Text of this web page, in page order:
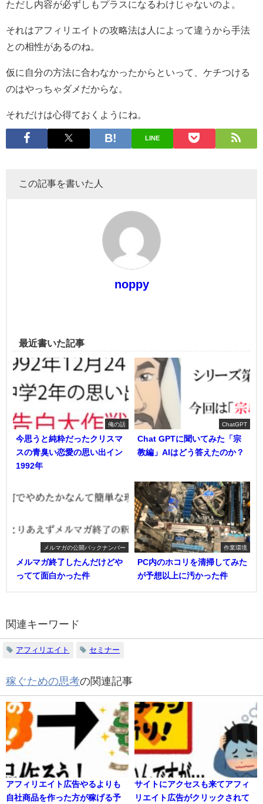
ただし内容が必ずしもプラスになるわけじゃないのよ。
それはアフィリエイトの攻略法は人によって違うから手法
との相性があるのね。
仮に自分の方法に合わなかったからといって、ケチつける
のはやっちゃダメだからな。
それだけは心得ておくようにね。
LINE
この記事を書いた人
noppy
最近書いた記事
俺の話
今思うと純粋だったクリスマ
スの青臭い恋愛の思い出イン
1992年
ChatGPT
Chat GPTに聞いてみた「宗
教編」AIはどう答えたのか？
メルマガの公開バックナンバー
メルマガ終了したんだけどや
ってて面白かった件
作業環境
PC内のホコリを清掃してみた
が予想以上に汚かった件
関連キーワード
アフィリエイト セミナー
稼ぐための思考の関連記事
アフィリエイト広告やるよりも
自社商品を作った方が稼げる予
サイトにアクセスも来てアフィ
リエイト広告がクリックされて